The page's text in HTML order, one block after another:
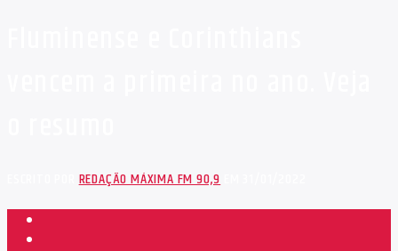
ESCRITO PORREDAÇÃO MÁXIMA FM 90,9EM 31/01/2022